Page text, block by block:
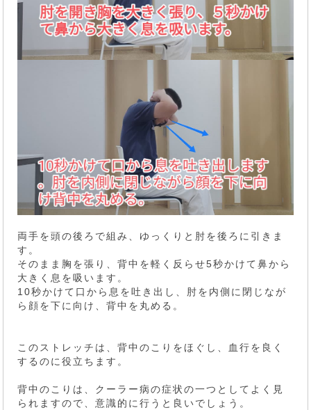
両手を頭の後ろで組み、ゆっくりと肘を後ろに引きま
す。
そのまま胸を張り、背中を軽く反らせ5秒かけて鼻から
大きく息を吸います。
10秒かけて口から息を吐き出し、肘を内側に閉じなが
ら顔を下に向け、背中を丸める。
このストレッチは、背中のこりをほぐし、血行を良く
するのに役立ちます。
背中のこりは、クーラー病の症状の一つとしてよく見
られますので、意識的に行うと良いでしょう。